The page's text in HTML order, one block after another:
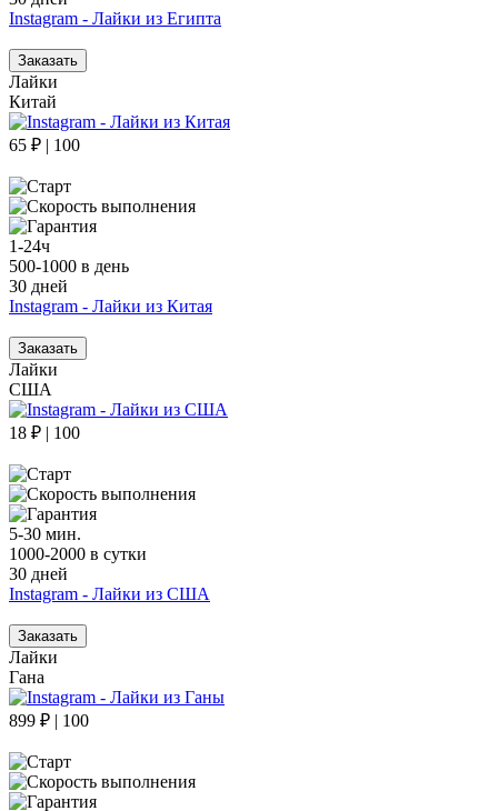
Instagram - Лайки из Египта
Заказать
Лайки
Китай
65 ₽ | 100
1-24ч
500-1000 в день
30 дней
Instagram - Лайки из Китая
Заказать
Лайки
США
18 ₽ | 100
5-30 мин.
1000-2000 в сутки
30 дней
Instagram - Лайки из США
Заказать
Лайки
Гана
899 ₽ | 100